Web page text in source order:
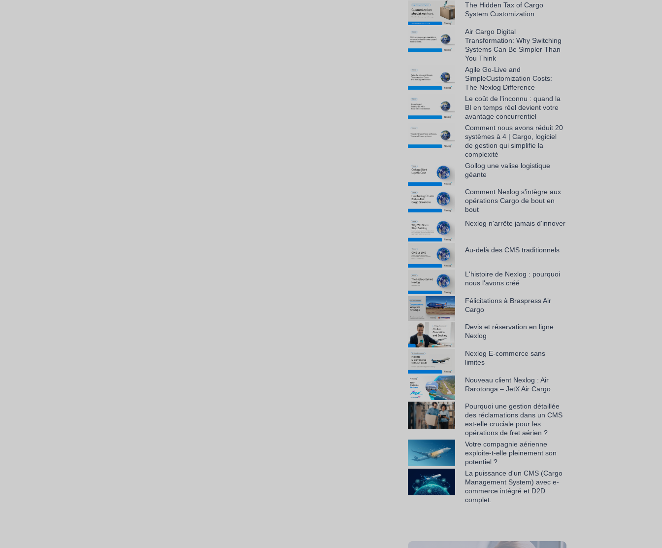
The Hidden Tax of Cargo
System Customization
Air Cargo Digital
Transformation: Why Switching
Systems Can Be Simpler Than
You Think
Agile Go-Live and
SimpleCustomization Costs:
The Nexlog Difference
Le coût de l'inconnu : quand la
BI en temps réel devient votre
avantage concurrentiel
Comment nous avons réduit 20
systèmes à 4 | Cargo, logiciel
de gestion qui simplifie la
complexité
Gollog une valise logistique
géante
Comment Nexlog s'intègre aux
opérations Cargo de bout en
bout
Nexlog n'arrête jamais d'innover
Au-delà des CMS traditionnels
L'histoire de Nexlog : pourquoi
nous l'avons créé
Félicitations à Braspress Air
Cargo
Devis et réservation en ligne
Nexlog
Nexlog E-commerce sans
limites
Nouveau client Nexlog : Air
Rarotonga – JetX Air Cargo
Pourquoi une gestion détaillée
des réclamations dans un CMS
est-elle cruciale pour les
opérations de fret aérien ?
Votre compagnie aérienne
exploite-t-elle pleinement son
potentiel ?
La puissance d'un CMS (Cargo
Management System) avec e-
commerce intégré et D2D
complet.